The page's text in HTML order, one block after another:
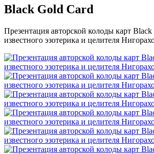
Black Gold Card
Презентация авторской колоды карт
известного эзотерика и целителя